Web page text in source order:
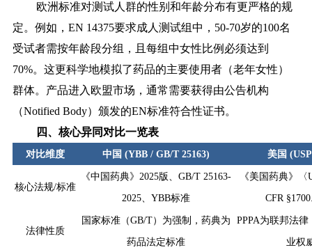
欧洲标准对测试人群的性别和年龄分布有更严格的规
定。例如，EN 14375要求成人测试组中，50-70岁的100名
受试者需按年龄段分组，且每组中女性比例必须达到
70%。这更科学地模拟了药品的主要使用者（老年女性）
群体。产品进入欧盟市场，通常需要获得由公告机构
（Notified Body）颁发的EN标准符合性证书。
四、核心异同对比一览表
对比维度 中国 (YBB / GB/T 25163) 美国
核心法规/标准
《中国药典》2025版、GB/T 25163-
2025、YBB标准
《美国药典》〈
CFR
法律性质
国家标准（GB/T）为强制，药典为
药品法定标准
PPPA为联邦法
业权